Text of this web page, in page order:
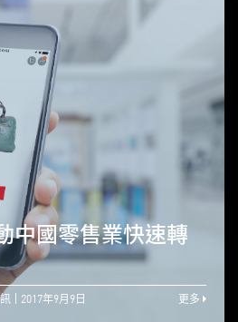
中國零售業快速轉
2017年9月9日 更多